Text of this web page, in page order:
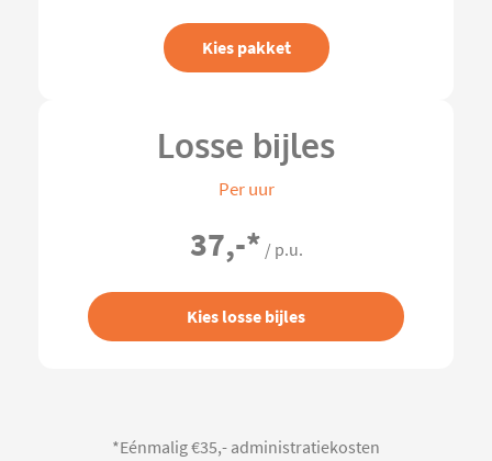
Kies pakket
Losse bijles
Per uur
37,-* / p.u.
Kies losse bijles
*Eénmalig €35,- administratiekosten